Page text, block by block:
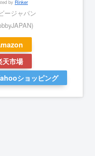
by Rinker
ージャパン
天市場
ショッピング